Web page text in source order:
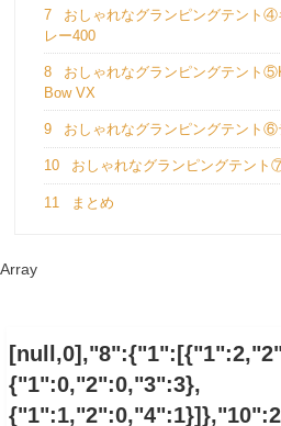
7
おしゃれなグランピングテント
レー400
8
おしゃれなグランピングテント
Bow VX
9 おしゃれなグランピングテント
10 おしゃれなグランピングテント
11 まとめ
Array
{"1":0,"2":0,"3":3},